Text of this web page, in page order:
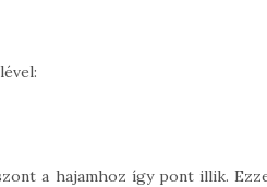
a hajamhoz így pont illik.